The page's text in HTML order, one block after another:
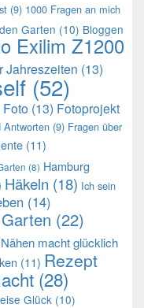
(9) 1000 Fragen an mich
Garten (10) Bloggen
Exilim Z1200
Jahreszeiten (13)
(52)
Foto (13) Fotoprojekt
Antworten (9) Fragen über
(11)
(8) Hamburg
Häkeln (18) Ich sein
(14)
(22)
Nähen macht glücklich
(11) Rezept
(28)
Glück (10)